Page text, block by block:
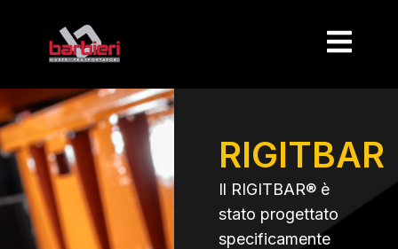
RIGITBAR
Il RIGITBAR® è
stato progettato
specificamente